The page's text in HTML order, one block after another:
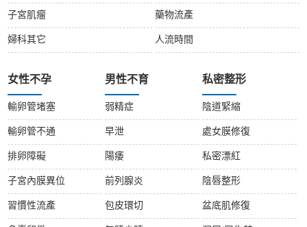
子宮肌瘤
婦科其它
藥物流產
人流時間
女性不孕
輸卵管堵塞
輸卵管不通
排卵障礙
子宮內膜異位
習慣性流產
男性不育
弱精症
早泄
陽痿
前列腺炎
包皮環切
私密整形
陰道緊縮
處女膜修復
私密漂紅
陰唇整形
盆底肌修復